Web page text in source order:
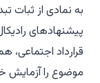
به نمادی از ثبات
پیشنهادهای
قرارداد اجتماعی،
موضوع را آزمایش